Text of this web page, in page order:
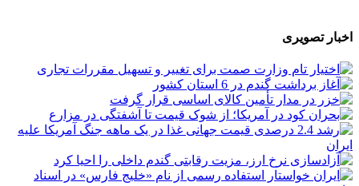
اخبار تصویری